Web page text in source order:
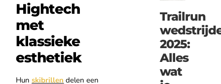
Hightech
met
klassieke
esthetiek
Hunskibrillen delen een
Trailrun
2025:
Alles
wat